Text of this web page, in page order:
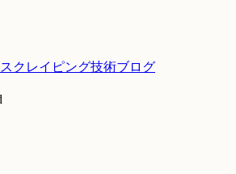
クレイピング技術ブログ